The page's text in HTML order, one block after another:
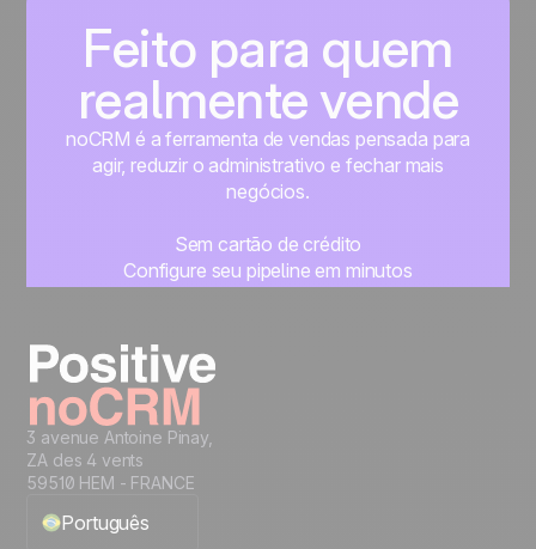
Feito para quem
realmente vende
noCRM é a ferramenta de vendas pensada para
agir, reduzir o administrativo e fechar mais
negócios.
Sem cartão de crédito
Configure seu pipeline em minutos
3 avenue Antoine Pinay,
ZA des 4 vents
59510 HEM - FRANCE
Português